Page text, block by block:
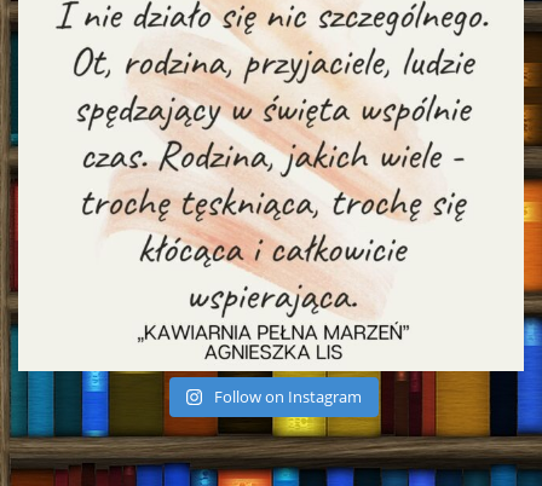
Follow on Instagram